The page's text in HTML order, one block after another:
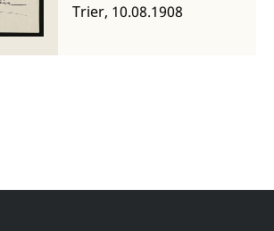
Trier, 10.08.1908